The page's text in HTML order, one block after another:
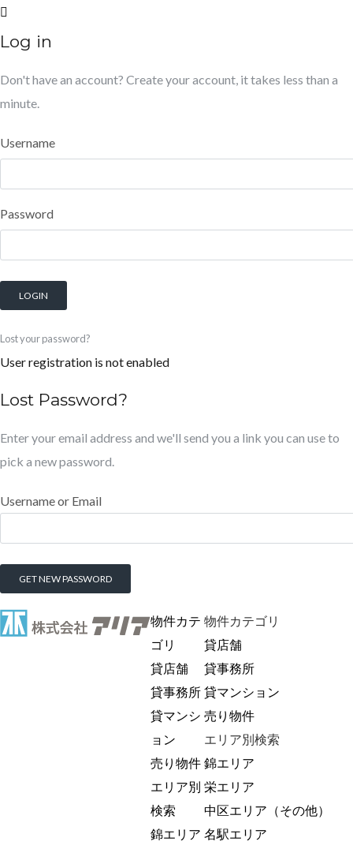
Log in
Don't have an account? Create your account, it takes less than a
minute.
Username
Password
Lost your password?
User registration is not enabled
Lost Password?
Enter your email address and we'll send you a link you can use to
pick a new password.
Username or Email
物件カテゴリ
貸店舗
貸事務所
貸マンション
売り物件
エリア別検索
錦エリア
栄エリア
中区エリア（その他）
名駅エリア
物件カテ
ゴリ
貸店舗
貸事務所
貸マンシ
ョン
売り物件
エリア別
検索
錦エリア